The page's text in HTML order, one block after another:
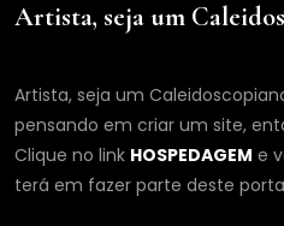
Artista, seja um
Artista, seja um
pensando em criar um site,
Clique no link HOSPEDAGEM e
terá em fazer parte deste